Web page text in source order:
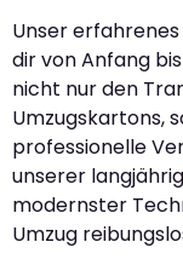
Unser
dir von Anfang
nicht nur den
Umzugskartons,
professionelle
unserer
modernster
Umzug